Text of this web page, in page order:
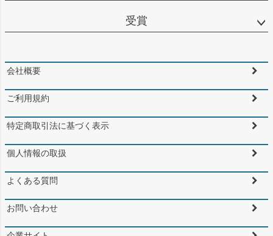
受賞
会社概要
ご利用規約
特定商取引法に基づく表示
個人情報の取扱
よくある質問
お問い合わせ